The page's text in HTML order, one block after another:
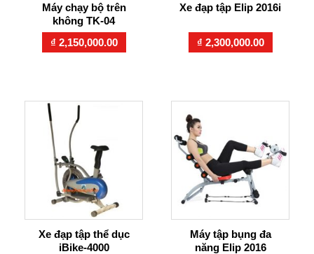
Máy chạy bộ trên
không TK-04
₫ 2,150,000.00
Xe đạp tập Elip 2016i
₫ 2,300,000.00
Xe đạp tập thể dục
iBike-4000
Máy tập bụng đa
năng Elip 2016